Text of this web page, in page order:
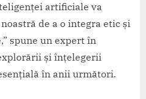
artificiale va
de a o integra etic și
spune un expert în
și înțelegerii
în anii următori.